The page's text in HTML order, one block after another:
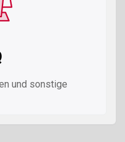
und sonstige